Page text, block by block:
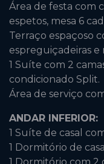
Área de festa com
espetos, mesa 6
Terraço espaçoso
espreguiçadeiras e
1 Suíte com 2
condicionado Split.
Área de serviço
ANDAR INFERIOR:
1 Suíte de casal
1 Dormitório de